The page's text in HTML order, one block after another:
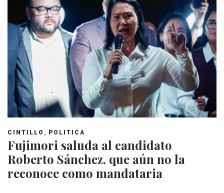
CINTILLO , POLITICA
Fujimori saluda al candidato
Roberto Sánchez, que aún no la
reconoce como mandataria